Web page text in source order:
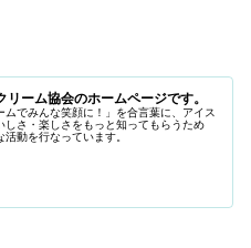
リーム協会のホームページです。
ムでみんな笑顔に！」を合言葉に、アイス
しさ・楽しさをもっと知ってもらうため
活動を行なっています。